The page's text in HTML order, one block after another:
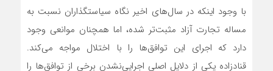
با وجود اینکه در سال‌های اخیر نگاه سیاستگذاران نسبت به
مساله تجارت آزاد مثبت‌‌‌‌‌تر شده، اما همچنان موانعی وجود
دارد که اجرای این توافق‌ها را با اختلال مواجه می‌کند.
قناد‌زاده یکی از دلایل اصلی اجرایی‌نشدن برخی از توافق‌ها را